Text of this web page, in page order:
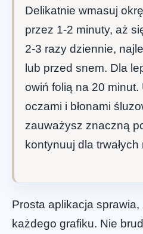
Delikatnie wmasuj
przez 1-2 minuty, aż
2-3 razy dziennie,
lub przed snem. Dla
owiń folią na 20
oczami i błonami
zauważysz znaczną
kontynuuj dla trwałych
Prosta aplikacja
każdego grafiku. Nie